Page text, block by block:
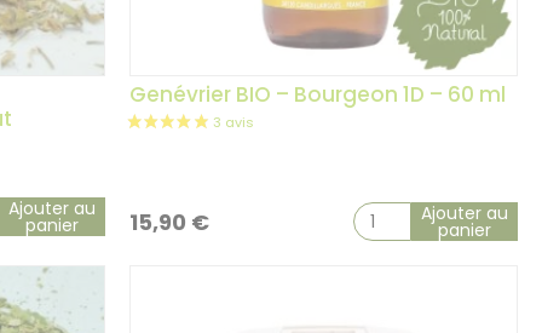
Ajouter au
panier
Genévrier BIO – Bourgeon 1D – 60 ml
15,90 € Ajouter au
panier